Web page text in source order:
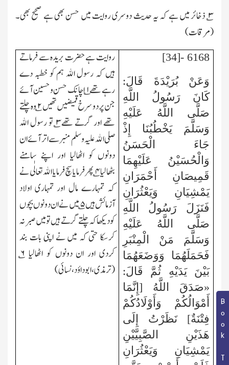
۳؎ ذخائر میں ہے کہ یہ حدیث دوسری روایت میں حسن بھی ہے صحیح بھی۔
(مرقات)
6168 -[34]
وَعَنْ بُرَيْدَةَ قَالَ:
كَانَ رَسُولُ اللَّهِ
صَلَّى اللَّهُ عَلَيْهِ
وَسَلَّمَ يَخْطُبُنَا إِذْ
جَاءَ الْحَسَنُ
وَالْحُسَيْنُ عَلَيْهِمَا
قَمِيصَانِ أَحْمَرَانِ
يَمْشِيَانِ وَيَعْثُرَانِ
فَنَزَلَ رَسُولُ اللَّهِ
صَلَّى اللَّهُ عَلَيْهِ
وَسَلَّمَ مَنْ الْمِنْبَرِ
فَحَمَلَهُمَا وَوَضَعَهُمَا
بَيْنَ يَدَيْهِ ثُمَّ قَالَ:
«صَدَقَ اللَّهُ [إِنَّمَا
أَمْوَالُكُمْ وَأَوْلَادُكُمْ
فِتْنَةٌ] نَظَرْتُ إِلَى
هَذَيْنِ الصَّبِيَّيْنِ
يَمْشِيَانِ وَيَعْثُرَانِ
روایت ہے حضرت بریدہ سے فرماتے
ہیں کہ رسول الله ہم کو خطبہ دے
رہے تھے۱؎ اچانک حسن و حسین آئے
جن پر دو سرخ قمیضیں تھیں۲؎ وہ چلتے
تھے اور گرتے تھے۳؎ تو رسول الله
صلی الله علیہ و سلم منبر سے اتر آئے ان
دونوں کو اٹھالیا اور اپنے سامنے
بٹھالیا۴؎ پھر فرمایا سچ فرمایا الله تعالٰی نے
کہ تمہارے مال اور تمہاری اولاد
آزمائش ہیں۵؎ میں نے ان دونوں بچوں
کو دیکھا کہ چلتے گرتے ہیں تو میں صبر نہ
کرسکا حتی کہ میں نے اپنی بات بند
کردی اور ان دونوں کو اٹھالیا ۶؎
(ترمذی،ابوداؤد،نسائی)